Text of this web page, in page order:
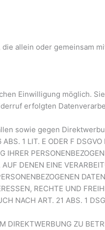
allein oder gemeinsam
Einwilligung möglich.
erfolgten
sowie gegen
1 LIT. E ODER F
IHRER
DENEN EINE
RECHTE UND
NACH ART. 21 ABS. 1
DIREKTWERBUNG ZU